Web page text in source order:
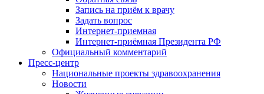
Запись на приём к врачу
Задать вопрос
Интернет-приемная
Интернет-приёмная Президента РФ
Официальный комментарий
Пресс-центр
Национальные проекты здравоохранения
Новости